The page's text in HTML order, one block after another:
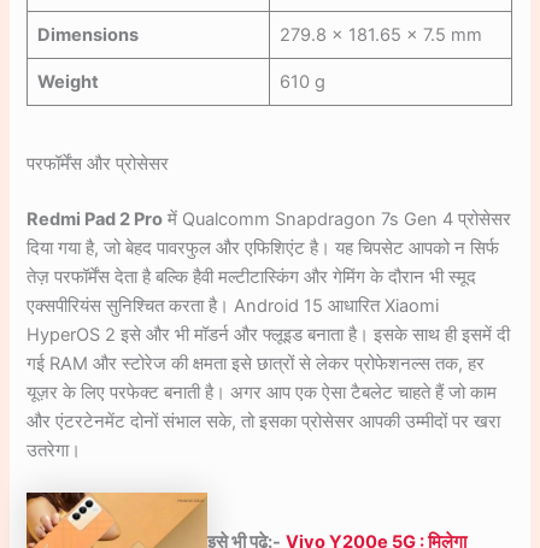
Dimensions 279.8 × 181.65 × 7.5 mm
Weight 610 g
परफॉर्मेंस और प्रोसेसर
Redmi Pad 2 Pro में Qualcomm Snapdragon 7s Gen 4 प्रोसेसर
दिया गया है, जो बेहद पावरफुल और एफिशिएंट है। यह चिपसेट आपको न सिर्फ
तेज़ परफॉर्मेंस देता है बल्कि हैवी मल्टीटास्किंग और गेमिंग के दौरान भी स्मूद
एक्सपीरियंस सुनिश्चित करता है। Android 15 आधारित Xiaomi
HyperOS 2 इसे और भी मॉडर्न और फ्लूइड बनाता है। इसके साथ ही इसमें दी
गई RAM और स्टोरेज की क्षमता इसे छात्रों से लेकर प्रोफेशनल्स तक, हर
यूज़र के लिए परफेक्ट बनाती है। अगर आप एक ऐसा टैबलेट चाहते हैं जो काम
और एंटरटेनमेंट दोनों संभाल सके, तो इसका प्रोसेसर आपकी उम्मीदों पर खरा
उतरेगा।
इसे भी पढ़े:- Vivo Y200e 5G : मिलेगा